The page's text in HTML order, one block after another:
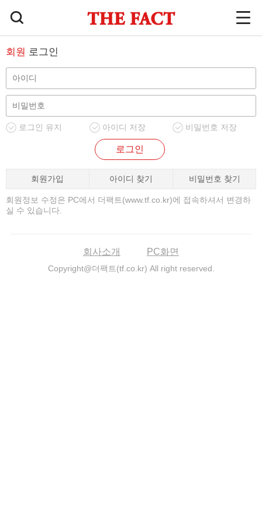
회원 로그인
로그인 유지 아이디 저장 비밀번호 저장
로그인
회원가입 아이디 찾기 비밀번호 찾기
회원정보 수정은 PC에서 더팩트(www.tf.co.kr)에 접속하셔서 변경하
실 수 있습니다.
회사소개 PC화면
Copyright@더팩트(tf.co.kr) All right reserved.